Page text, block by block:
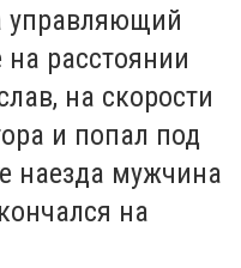
управляющий
расстоянии
на скорости
и попал под
наезда мужчина
на